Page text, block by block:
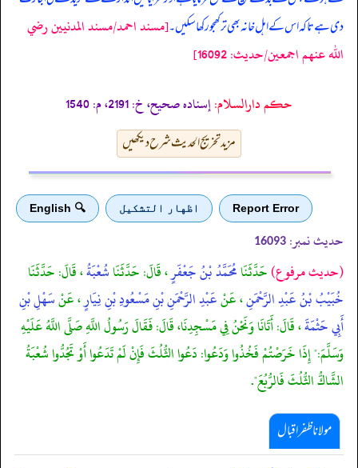
دی ہے تاکہ اس کے اہل خانہ بھی تر کھجور کھا سکیں۔[مسند احمد/مسند المدنيين رضي
الله عنهم اجمعين/حدیث: 16092]
حکم دارالسلام:إسناده صحيح، خ: 2191، م: 1540
مزید تخریج الحدیث شرح دیکھیں
Report Error اظهار التشكيل 🔍 English
حدیث نمبر: 16093
(حديث مرفوع)حَدَّثَنَامُحَمَّدُ بْنُ جَعْفَرٍ، قَالَ: حَدَّثَنَاشُعْبَةُ، قَالَ: حَدَّثَنَا
خُبَيْبُ بْنُ عَبْدِ الرَّحْمَنِ، عَنْعَبْدِ الرَّحْمَنِ بْنِ مَسْعُودِ بْنِ نِيَارٍ، عَنْسَهْلِ بْنِ
أَبِي حَثْمَةَ، قَالَ: أَتَانَا وَنَحْنُ فِي مَسْجِدِنَا، قَالَ: فَقَالَ رَسُولُ اللَّهِ صَلَّى اللَّهُ عَلَيْهِ
وَسَلَّمَ:" إِذَا خَرَصْتُمْ فَخُذُوا وَدَعُوا: دَعُوا الثُّلُثَ فَإِنْ لَمْ تَدَعُوا أَوْ تَجُدُّوا شُعْبَةُ
الشَّاكُّ الثُّلُثَ فَالرُّبُعَ".
مولانا ظفر اقبال